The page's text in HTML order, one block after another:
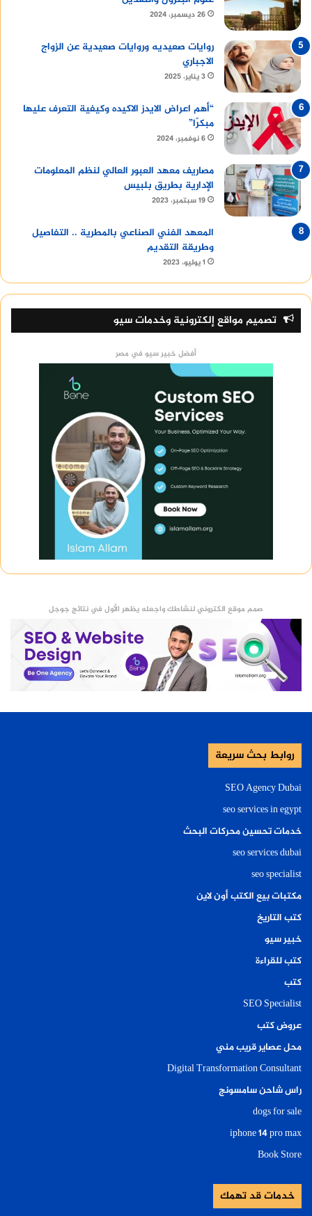
26 ديسمبر، 2024
روايات صعيديه وروايات صعيدية عن الزواج
الاجباري
3 يناير، 2025
“أهم اعراض الايدز الاكيده وكيفية التعرف عليها
مبكرًا”
6 نوفمبر، 2024
مصاريف معهد العبور العالي لنظم المعلومات
الإدارية بطريق بلبيس
19 سبتمبر، 2023
المعهد الفني الصناعي بالمطرية .. التفاصيل
وطريقة التقديم
1 يوليو، 2023
تصميم مواقع إلكترونية وخدمات سيو
أفضل خبير سيو في مصر
صمم موقع الكتروني لنشاطك واجعله يظهر الأول في نتائج جوجل
روابط بحث سريعة
SEO Agency Dubai
seo services in egypt
خدمات تحسين محركات البحث
seo services dubai
seo specialist
مكتبات بيع الكتب أون لاين
كتب التاريخ
خبير سيو
كتب للقراءة
كتب
SEO Specialist
عروض كتب
محل عصاير قريب مني
Digital Transformation Consultant
راس شاحن سامسونج
dogs for sale
iphone 14 pro max
Book Store
خدمات قد تهمك